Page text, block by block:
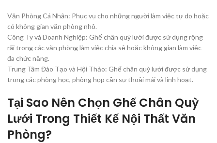
Văn Phòng Cá Nhân: Phục vụ cho những người làm việc tự do hoặc
có không gian văn phòng nhỏ.
Công Ty và Doanh Nghiệp: Ghế chân quỳ lưới được sử dụng rộng
rãi trong các văn phòng làm việc chia sẻ hoặc không gian làm việc
đa chức năng.
Trung Tâm Đào Tạo và Hội Thảo: Ghế chân quỳ lưới được sử dụng
trong các phòng học, phòng họp cần sự thoải mái và linh hoạt.
Tại Sao Nên Chọn Ghế Chân Quỳ
Lưới Trong Thiết Kế Nội Thất Văn
Phòng?